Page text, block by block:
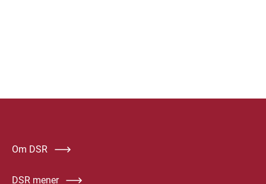
Om DSR
DSR mener